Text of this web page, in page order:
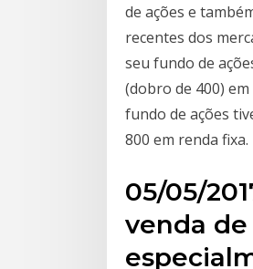
de ações e
recentes dos
seu fundo de
(dobro de 400)
fundo de ações
800 em renda fixa.
05/05/
venda